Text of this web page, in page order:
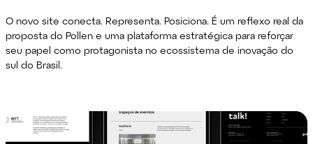
O novo site conecta. Representa. Posiciona. É um reflexo real da
proposta do Pollen e uma plataforma estratégica para reforçar
seu papel como protagonista no ecossistema de inovação do
sul do Brasil.